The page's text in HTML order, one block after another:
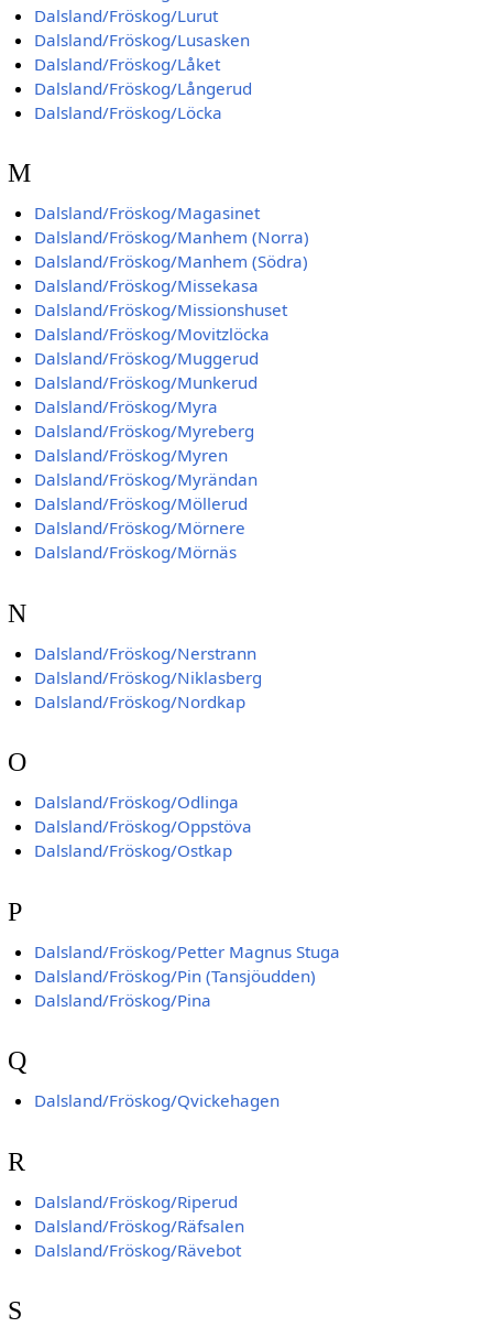
Dalsland/Fröskog/Lurut
Dalsland/Fröskog/Lusasken
Dalsland/Fröskog/Låket
Dalsland/Fröskog/Långerud
Dalsland/Fröskog/Löcka
M
Dalsland/Fröskog/Magasinet
Dalsland/Fröskog/Manhem (Norra)
Dalsland/Fröskog/Manhem (Södra)
Dalsland/Fröskog/Missekasa
Dalsland/Fröskog/Missionshuset
Dalsland/Fröskog/Movitzlöcka
Dalsland/Fröskog/Muggerud
Dalsland/Fröskog/Munkerud
Dalsland/Fröskog/Myra
Dalsland/Fröskog/Myreberg
Dalsland/Fröskog/Myren
Dalsland/Fröskog/Myrändan
Dalsland/Fröskog/Möllerud
Dalsland/Fröskog/Mörnere
Dalsland/Fröskog/Mörnäs
N
Dalsland/Fröskog/Nerstrann
Dalsland/Fröskog/Niklasberg
Dalsland/Fröskog/Nordkap
O
Dalsland/Fröskog/Odlinga
Dalsland/Fröskog/Oppstöva
Dalsland/Fröskog/Ostkap
P
Dalsland/Fröskog/Petter Magnus Stuga
Dalsland/Fröskog/Pin (Tansjöudden)
Dalsland/Fröskog/Pina
Q
Dalsland/Fröskog/Qvickehagen
R
Dalsland/Fröskog/Riperud
Dalsland/Fröskog/Räfsalen
Dalsland/Fröskog/Rävebot
S